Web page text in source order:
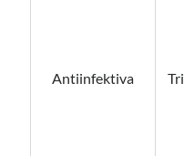
Antiinfektiva